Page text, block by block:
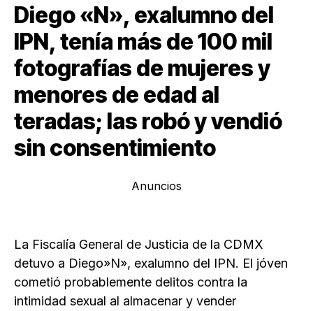
Diego «N», exalumno del
IPN, tenía más de 100 mil
fotografías de mujeres y
menores de edad al
teradas; las robó y vendió
sin consentimiento
Anuncios
La Fiscalía General de Justicia de la CDMX
detuvo a Diego»N», exalumno del IPN. El jóven
cometió probablemente delitos contra la
intimidad sexual al almacenar y vender